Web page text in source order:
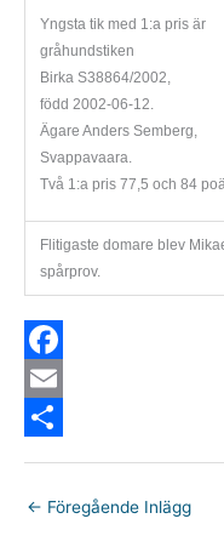
Yngsta tik med 1:a pris är
gråhundstiken
Birka S38864/2002,
född 2002-06-12.
Ägare Anders Semberg,
Svappavaara.
Två 1:a pris 77,5 och 84
Flitigaste domare blev
spårprov.
F
aE
← Föregående Inlägg